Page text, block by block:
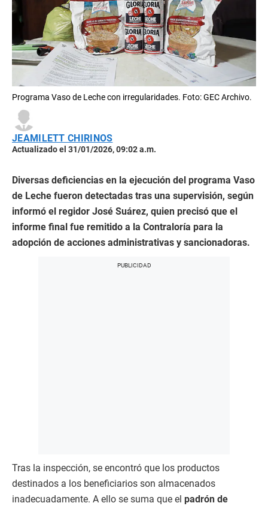
Programa Vaso de Leche con irregularidades. Foto: GEC Archivo.
JEAMILETT CHIRINOS
Actualizado el 31/01/2026, 09:02 a.m.
Diversas deficiencias en la ejecución del programa Vaso
de Leche fueron detectadas tras una supervisión, según
informó el regidor José Suárez, quien precisó que el
informe final fue remitido a la Contraloría para la
adopción de acciones administrativas y sancionadoras.
Tras la inspección, se encontró que los productos
destinados a los beneficiarios son almacenados
inadecuadamente. A ello se suma que el padrón de